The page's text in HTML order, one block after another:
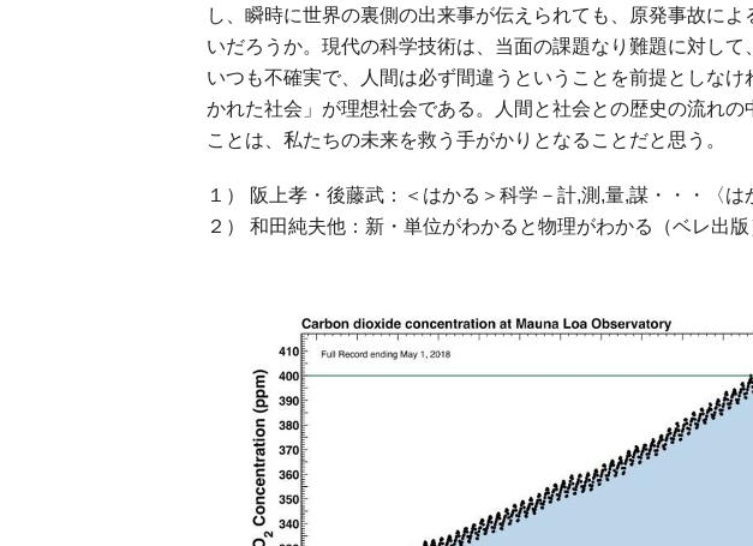
し、瞬時に世界の裏側の出来事が伝えられても、原発事故に
いだろうか。現代の科学技術は、当面の課題なり難題に対し
いつも不確実で、人間は必ず間違うということを前提としな
かれた社会」が理想社会である。人間と社会との歴史の流れ
ことは、私たちの未来を救う手がかりとなることだと思う。
１） 阪上孝・後藤武：＜はかる＞科学－計,測,量,謀・・・〈
２） 和田純夫他：新・単位がわかると物理がわかる（ベレ出版